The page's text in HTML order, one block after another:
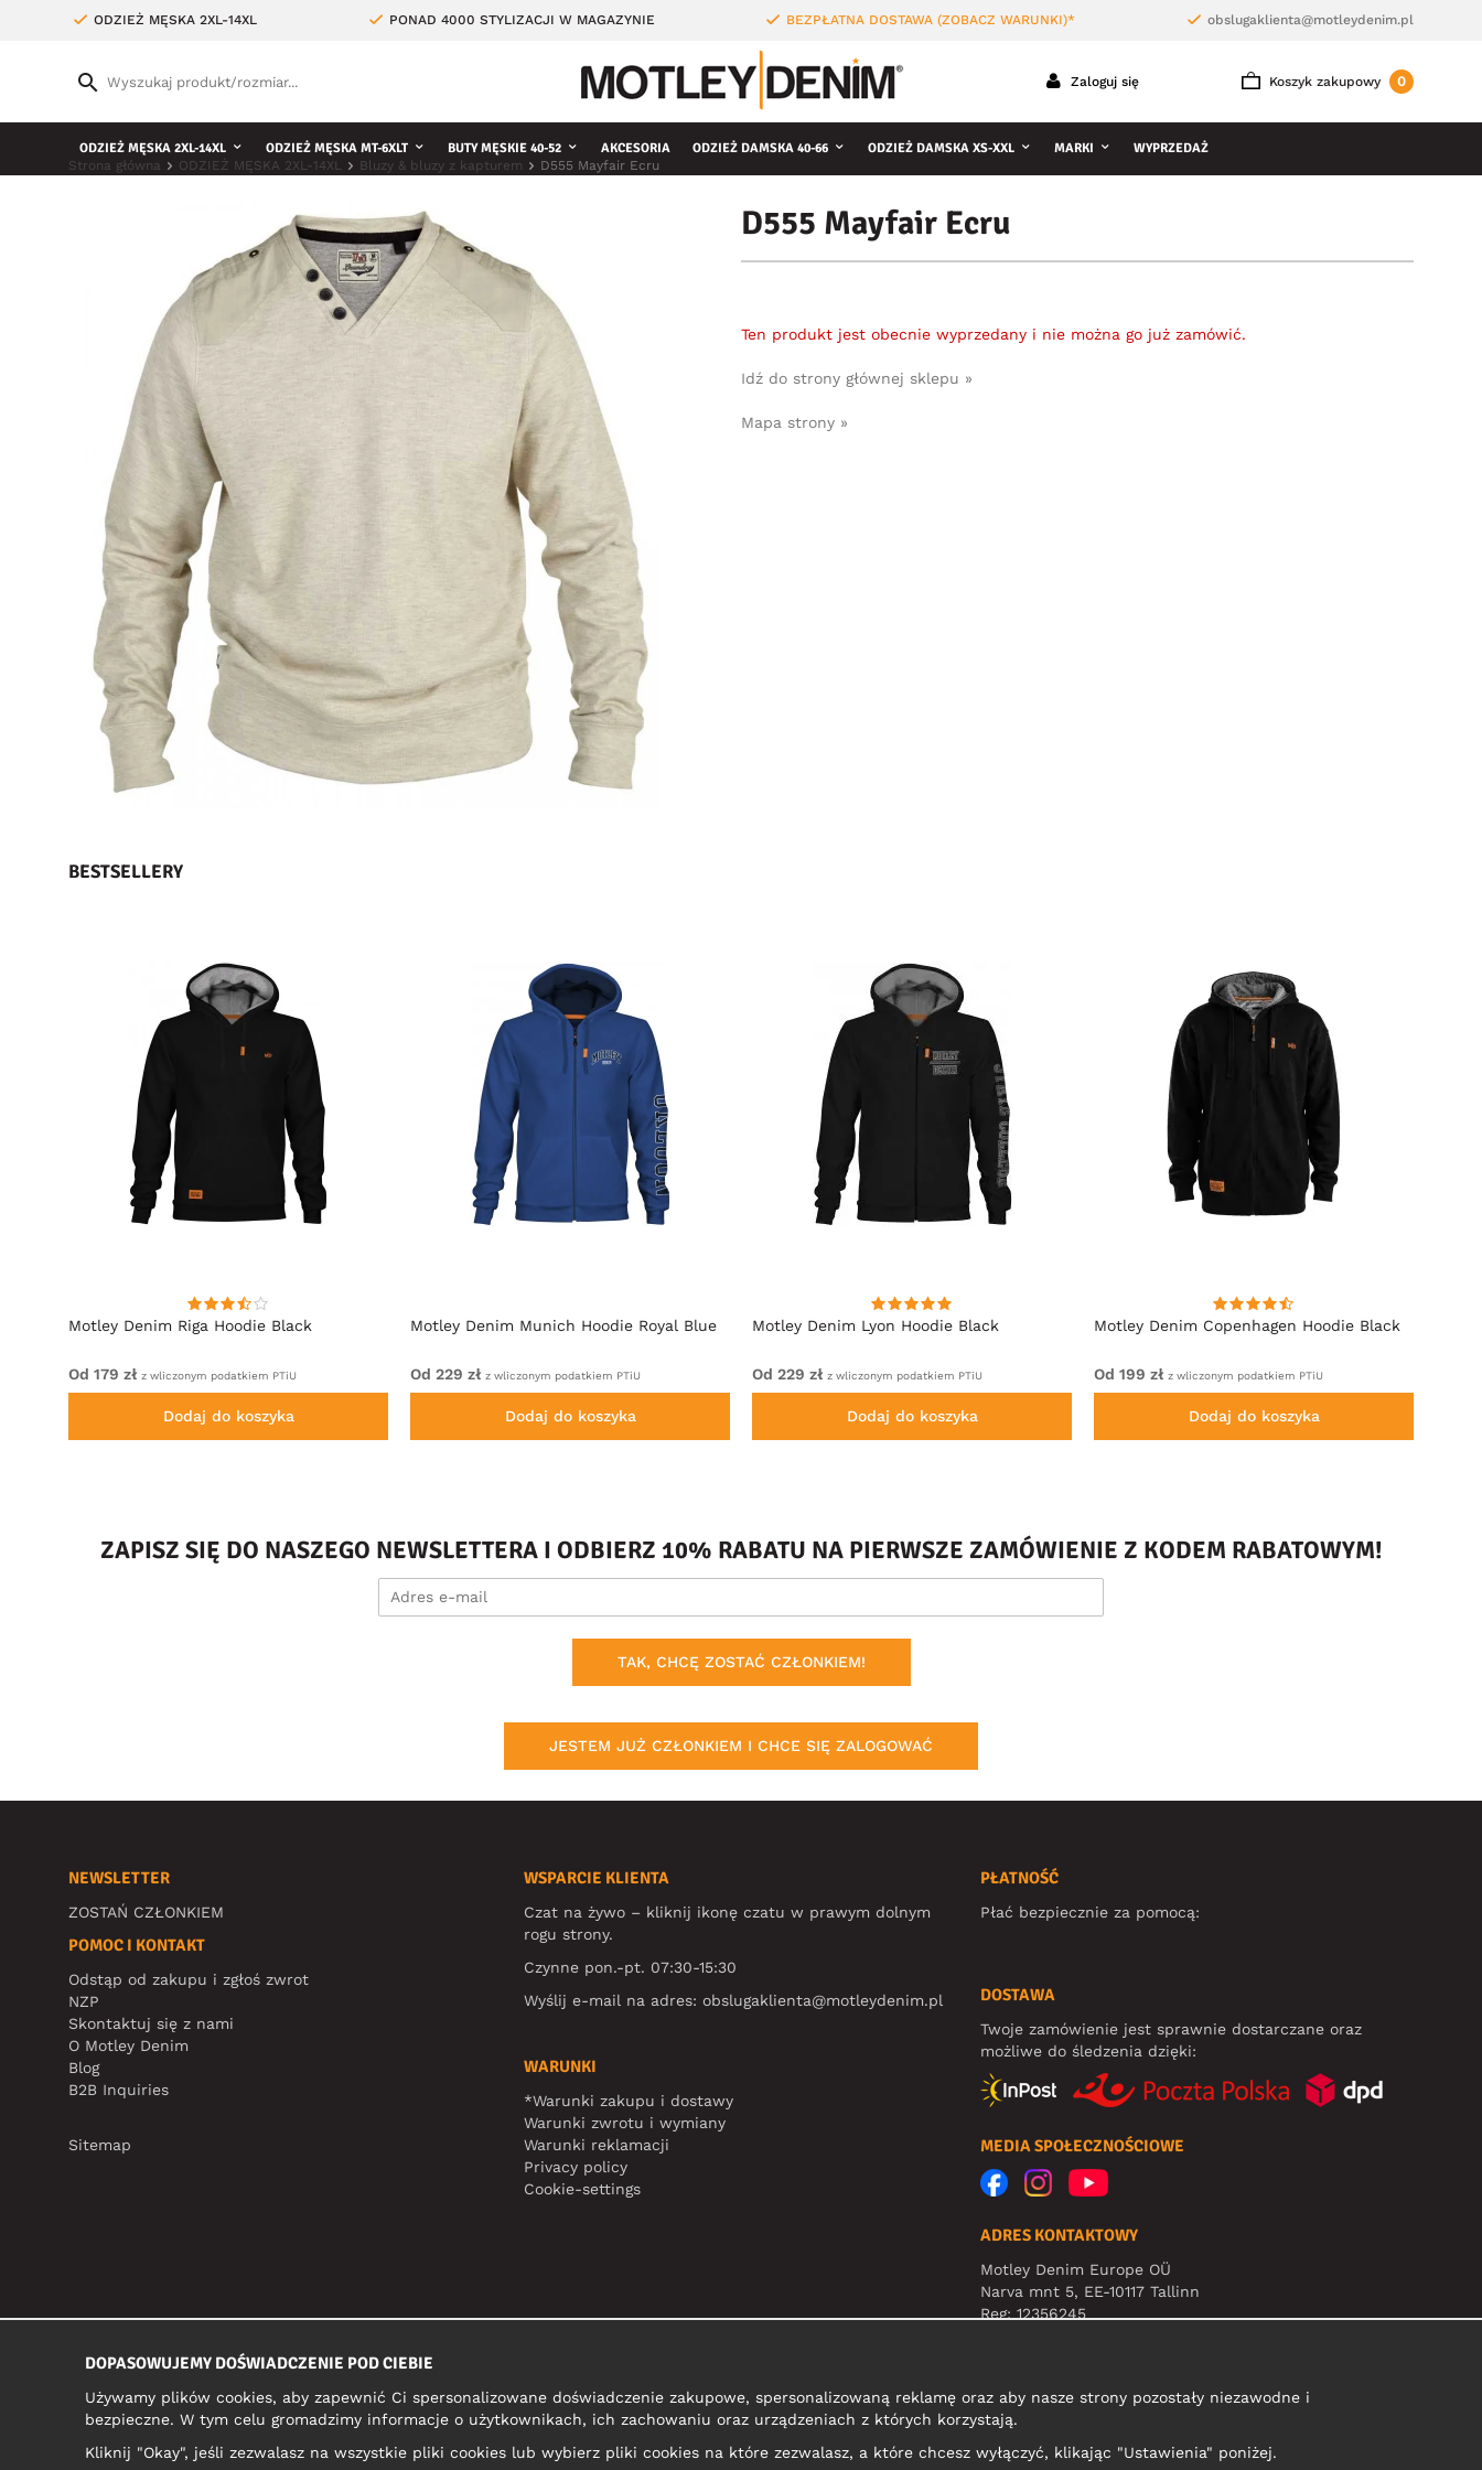
ODZIEŻ MĘSKA 2XL-14XL PONAD 4000 STYLIZACJI W MAGAZYNIE BEZPŁATNA DOSTAWA (ZOBACZ WARUNKI)* obslugaklienta@motleydenim.pl
Koszyk zakupowy 0
Zaloguj się
ODZIEŻ MĘSKA 2XL-14XL ODZIEŻ MĘSKA MT-6XLT BUTY MĘSKIE 40-52 AKCESORIA ODZIEŻ DAMSKA 40-66 ODZIEŻ DAMSKA XS-XXL MARKI WYPRZEDAŻ
Strona główna ODZIEŻ MĘSKA 2XL-14XL Bluzy & bluzy z kapturem D555 Mayfair Ecru
D555 Mayfair Ecru
Ten produkt jest obecnie wyprzedany i nie można go już zamówić.
Idź do strony głównej sklepu »
Mapa strony »
BESTSELLERY
Motley Denim Riga Hoodie Black
Od 179 zł z wliczonym podatkiem PTiU
Dodaj do koszyka
Motley Denim Munich Hoodie Royal Blue
Od 229 zł z wliczonym podatkiem PTiU
Dodaj do koszyka
Motley Denim Lyon Hoodie Black
Od 229 zł z wliczonym podatkiem PTiU
Dodaj do koszyka
Motley Denim Copenhagen Hoodie Black
Od 199 zł z wliczonym podatkiem PTiU
Dodaj do koszyka
ZAPISZ SIĘ DO NASZEGO NEWSLETTERA I ODBIERZ 10% RABATU NA PIERWSZE ZAMÓWIENIE Z KODEM RABATOWYM!
TAK, CHCĘ ZOSTAĆ CZŁONKIEM!
JESTEM JUŻ CZŁONKIEM I CHCE SIĘ ZALOGOWAĆ
NEWSLETTER
ZOSTAŃ CZŁONKIEM
POMOC I KONTAKT
Odstąp od zakupu i zgłoś zwrot
NZP
Skontaktuj się z nami
O Motley Denim
Blog
B2B Inquiries
Sitemap
WSPARCIE KLIENTA
Czat na żywo – kliknij ikonę czatu w prawym dolnym
rogu strony.
Czynne pon.-pt. 07:30-15:30
Wyślij e-mail na adres:obslugaklienta@motleydenim.pl
WARUNKI
*Warunki zakupu i dostawy
Warunki zwrotu i wymiany
Warunki reklamacji
Privacy policy
Cookie-settings
PŁATNOŚĆ
Płać bezpiecznie za pomocą:
DOSTAWA
Twoje zamówienie jest sprawnie dostarczane oraz
możliwe do śledzenia dzięki:
MEDIA SPOŁECZNOŚCIOWE
ADRES KONTAKTOWY
Motley Denim Europe OÜ
Narva mnt 5, EE-10117 Tallinn
Reg: 12356245
DOPASOWUJEMY DOŚWIADCZENIE POD CIEBIE
Używamy plików cookies, aby zapewnić Ci spersonalizowane doświadczenie zakupowe, spersonalizowaną reklamę oraz aby nasze strony pozostały niezawodne i
bezpieczne. W tym celu gromadzimy informacje o użytkownikach, ich zachowaniu oraz urządzeniach z których korzystają.
Kliknij "Okay", jeśli zezwalasz na wszystkie pliki cookies lub wybierz pliki cookies na które zezwalasz, a które chcesz wyłączyć, klikając "Ustawienia" poniżej.